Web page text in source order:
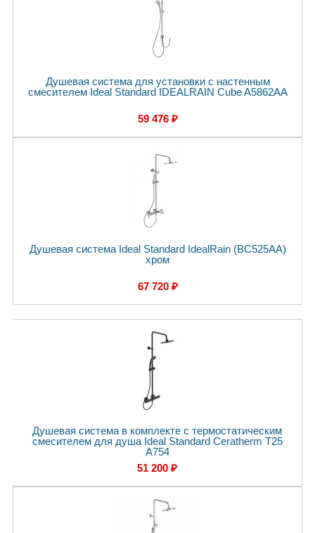
Душевая система для установки с настенным
смесителем Ideal Standard IDEALRAIN Cube A5862AA
59 476 ₽
Душевая система Ideal Standard IdealRain (BC525AA)
хром
67 720 ₽
Душевая система в комплекте с термостатическим
смесителем для душа Ideal Standard Ceratherm T25
A754
51 200 ₽